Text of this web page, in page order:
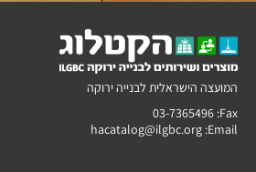
המועצה הישראלית לבנייה ירוקה
Fax:
03-7365496
Email:
hacatalog@ilgbc.org